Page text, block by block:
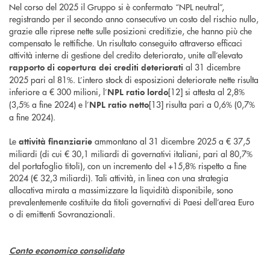
Nel corso del 2025 il Gruppo si è confermato “NPL neutral”,
registrando per il secondo anno consecutivo un costo del rischio nullo,
grazie alle riprese nette sulle posizioni creditizie, che hanno più che
compensato le rettifiche. Un risultato conseguito attraverso efficaci
attività interne di gestione del credito deteriorato, unite all’elevato
rapporto di copertura dei crediti deteriorati al 31 dicembre
2025 pari al 81%. L’intero stock di esposizioni deteriorate nette risulta
inferiore a € 300 milioni, l’NPL ratio lordo[12] si attesta al 2,8%
(3,5% a fine 2024) e l’NPL ratio netto[13] risulta pari a 0,6% (0,7%
a fine 2024).
Le attività finanziarie ammontano al 31 dicembre 2025 a € 37,5
miliardi (di cui € 30,1 miliardi di governativi italiani, pari al 80,7%
del portafoglio titoli), con un incremento del +15,8% rispetto a fine
2024 (€ 32,3 miliardi). Tali attività, in linea con una strategia
allocativa mirata a massimizzare la liquidità disponibile, sono
prevalentemente costituite da titoli governativi di Paesi dell’area Euro
o di emittenti Sovranazionali.
Conto economico consolidato